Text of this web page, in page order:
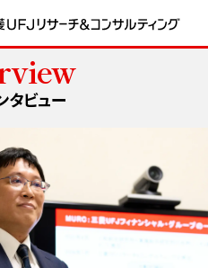
用 MY PAGE
ップ MY PAGE
人とキャリア
職種と仕事
タビュー